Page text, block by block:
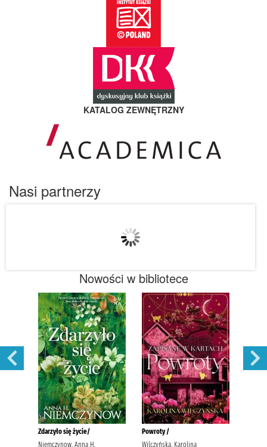
KATALOG ZEWNĘTRZNY
Nasi partnerzy
Nowości w bibliotece